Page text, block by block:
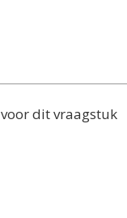
voor dit vraagstuk